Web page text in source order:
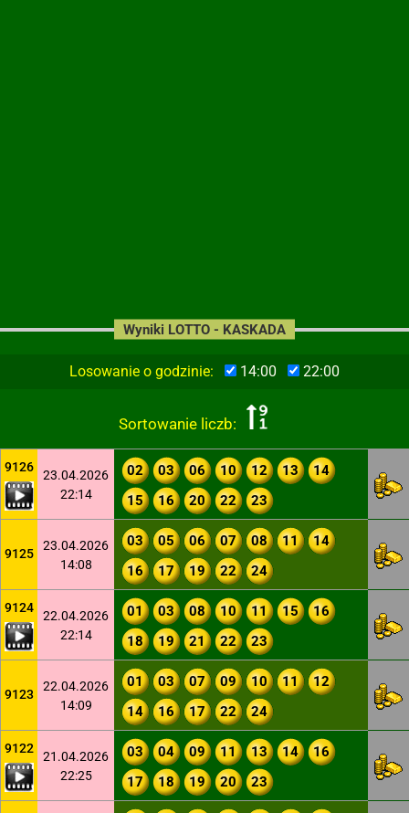
Losowanie o godzinie: 14:00 22:00
Sortowanie liczb:
Wyniki LOTTO - KASKADA
9126
23.04.2026
22:14
02 03 06 10 12 13
14
15
16 20 22 23
9125
23.04.2026
14:08
03 05 06 07 08 11
14
16
17 19 22 24
9124
22.04.2026
22:14
01 03 08 10 11 15
16
18
19 21 22 23
9123
22.04.2026
14:09
01 03 07 09 10 11
12
14
16 17 22 24
9122
21.04.2026
22:25
03 04 09 11 13 14
16
17
18 19 20 23